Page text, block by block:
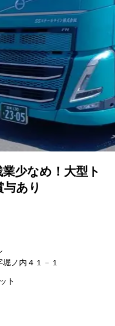
業少なめ！大型ト
あり
ノ内４１－１
ト